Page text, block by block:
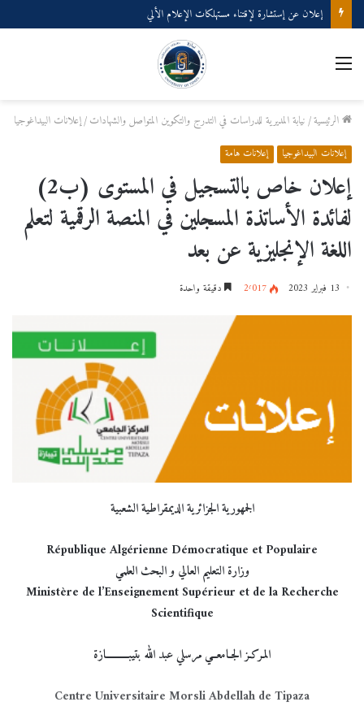
إعلان عن إستشارة لإقتناء مستهلكات الإعلام الألي
القائمة
الرئيسية/نيابة المديرية للدراسات في التدرج والتكوين المتواصل والشهادات/إعلانات البيداغوجيا
إعلانات البيداغوجيا إعلانات هامة
إعلان خاص بالتسجيل في المستوى (ب2)
لفائدة الأساتذة المسجلين في المنصة الرقمية لتعلم
اللغة الإنجليزية عن بعد
13 فبراير 2023 2٬017 دقيقة واحدة
الجمهورية الجزائرية الديمقراطية الشعبية
République Algérienne Démocratique et Populaire
وزارة التعليم العالي و البحث العلمي
Ministère de l’Enseignement Supérieur et de la Recherche
Scientifique
المـركـز الجـامعــي مرسلي عبد الله بتيبـــــــــازة
Centre Universitaire Morsli Abdellah de Tipaza